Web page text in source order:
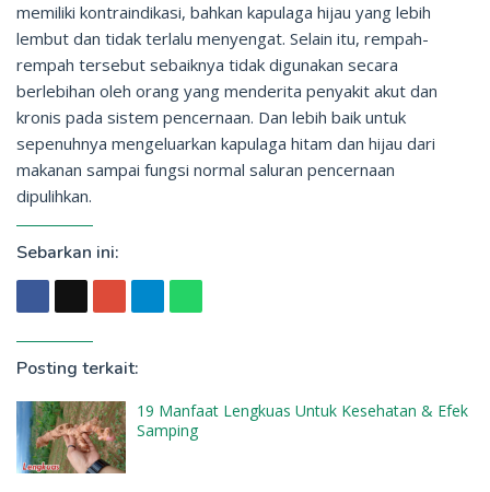
memiliki kontraindikasi, bahkan kapulaga hijau yang lebih
lembut dan tidak terlalu menyengat. Selain itu, rempah-
rempah tersebut sebaiknya tidak digunakan secara
berlebihan oleh orang yang menderita penyakit akut dan
kronis pada sistem pencernaan. Dan lebih baik untuk
sepenuhnya mengeluarkan kapulaga hitam dan hijau dari
makanan sampai fungsi normal saluran pencernaan
dipulihkan.
Sebarkan ini:
Posting terkait:
19 Manfaat Lengkuas Untuk Kesehatan & Efek
Samping